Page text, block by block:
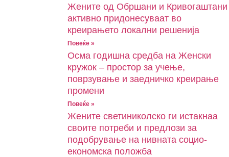
Жените од Обршани и Кривогаштани
активно придонесуваат во
креирањето локални решенија
Повеќе »
Oсма годишна средба на Женски
кружок – простор за учење,
поврзување и заедничко креирање
промени
Повеќе »
Жените светиниколско ги истакнаа
своите потреби и предлози за
подобрување на нивната социо-
економска положба